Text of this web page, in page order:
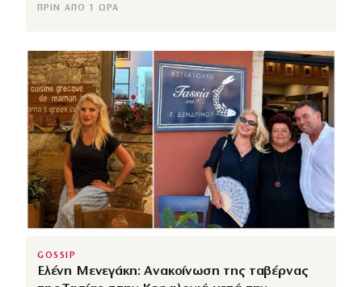
ΠΡΙΝ ΑΠΌ 1 ΏΡΑ
GOSSIP
Ελένη Μενεγάκη: Ανακοίνωση της ταβέρνας